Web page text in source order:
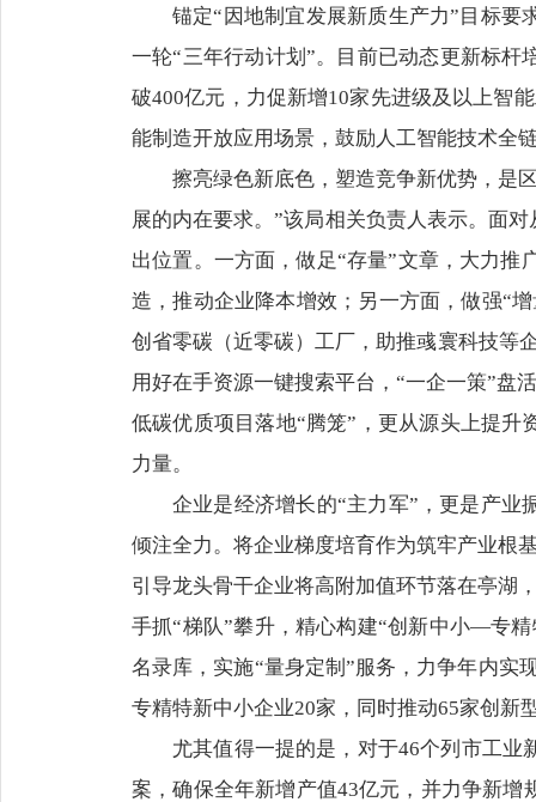
锚定“因地制宜发展新质生产力”目标要
一轮“三年行动计划”。目前已动态更新标
破400亿元，力促新增10家先进级及以上智
能制造开放应用场景，鼓励人工智能技术全
擦亮绿色新底色，塑造竞争新优势，是
展的内在要求。”该局相关负责人表示。面
出位置。一方面，做足“存量”文章，大力
造，推动企业降本增效；另一方面，做强“
创省零碳（近零碳）工厂，助推彧寰科技等
用好在手资源一键搜索平台，“一企一策”盘
低碳优质项目落地“腾笼”，更从源头上提
力量。
企业是经济增长的“主力军”，更是产业
倾注全力。将企业梯度培育作为筑牢产业根
引导龙头骨干企业将高附加值环节落在亭湖
手抓“梯队”攀升，精心构建“创新中小—专
名录库，实施“量身定制”服务，力争年内实
专精特新中小企业20家，同时推动65家创新
尤其值得一提的是，对于46个列市工业
案，确保全年新增产值43亿元，并力争新增